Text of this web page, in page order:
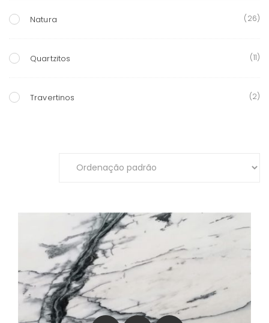
Natura (26)
Quartzitos (11)
Travertinos (2)